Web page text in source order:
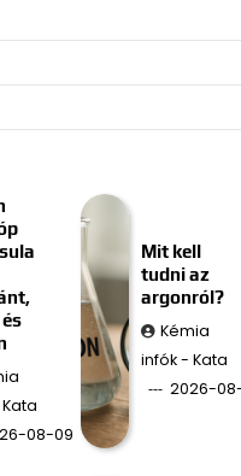
08-09
Mit kell
tudni az
argonról?
Kémia
infók - Kata
2026-